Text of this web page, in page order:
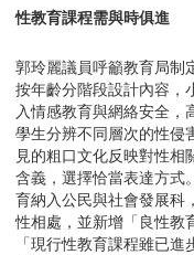
性教育課程需與時俱進
郭玲麗議員呼籲教育局制
按年齡分階段設計內容，
入情感教育與網絡安全，
學生分辨不同層次的性侵
見的粗口文化反映對性相
含義，選擇恰當表達方式
育納入公民與社會發展科
性相處，並新增「良性教
「現行性教育課程雖已